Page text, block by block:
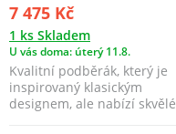
7 475 Kč
1 ks Skladem
U vás doma: úterý 11.8.
Kvalitní podběrák, který je
inspirovaný klasickým
designem, ale nabízí skvělé